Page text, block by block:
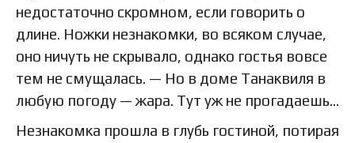
недостаточно скромном, если говорить о
длине. Ножки незнакомки, во всяком случае,
оно ничуть не скрывало, однако гостья вовсе
тем не смущалась. — Но в доме Танаквиля в
любую погоду — жара. Тут уж не прогадаешь…
Незнакомка прошла в глубь гостиной, потирая